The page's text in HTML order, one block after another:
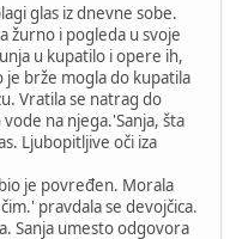
glas iz dnevne sobe.
žurno i pogleda u svoje
u kupatilo i opere ih,
je brže mogla do kupatila
Vratila se natrag do
na njega.'Sanja, šta
Ljubopitljive oči iza
je povređen. Morala
pravdala se devojčica.
Sanja umesto odgovora